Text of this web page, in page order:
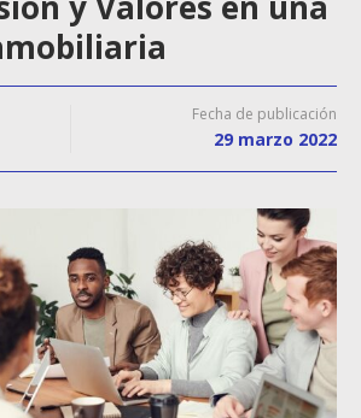
Fecha de publicación
29 marzo 2022